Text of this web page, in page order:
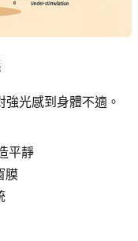
光感到身體不適。
平靜
膜